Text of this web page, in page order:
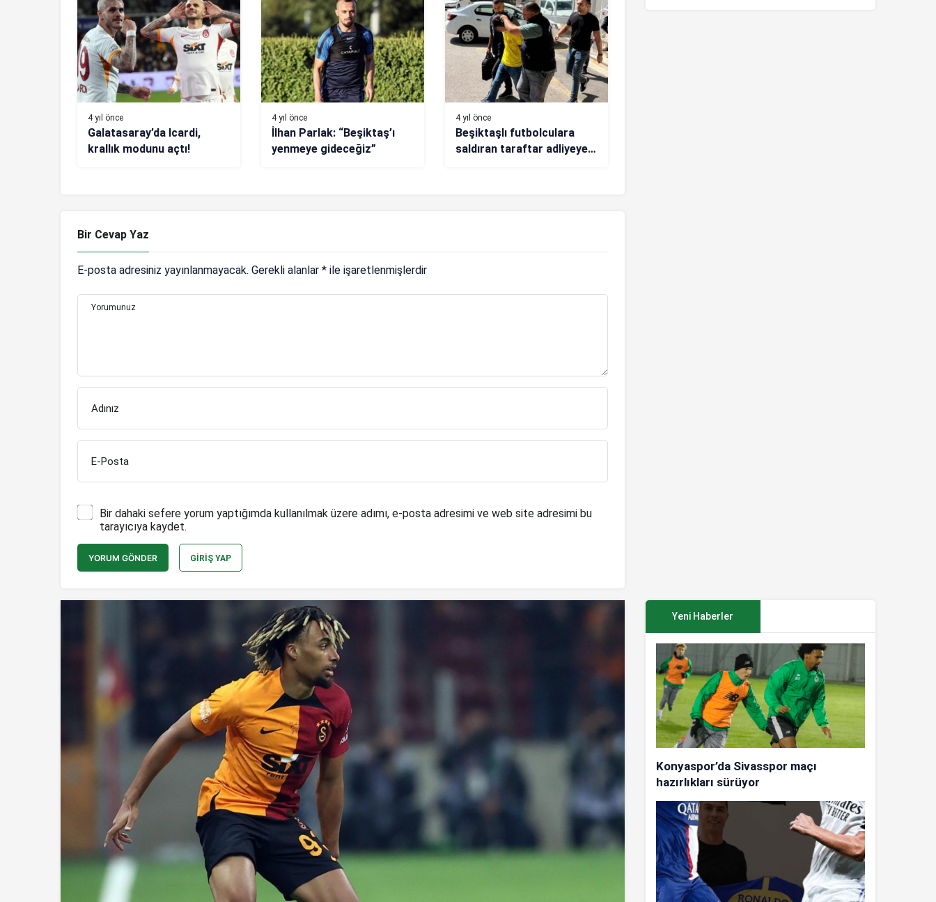
4 yıl önce
Galatasaray’da Icardi,
krallık modunu açtı!
4 yıl önce
İlhan Parlak: “Beşiktaş’ı
yenmeye gideceğiz”
4 yıl önce
Beşiktaşlı futbolculara
saldıran taraftar adliyeye
Bir Cevap Yaz
E-posta adresiniz yayınlanmayacak. Gerekli alanlar * ile işaretlenmişlerdir
Yorumunuz
Adınız
E-Posta
Bir dahaki sefere yorum yaptığımda kullanılmak üzere adımı, e-posta adresimi ve web site adresimi bu
tarayıcıya kaydet.
YORUM GÖNDER GIRIŞ YAP
Yeni Haberler
Konyaspor’da Sivasspor maçı
hazırlıkları sürüyor